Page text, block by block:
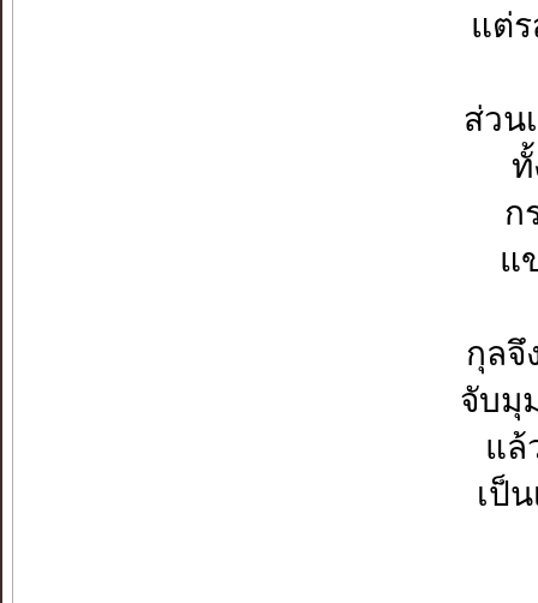
แต่
ส่วน
ก
แ
กุลจึ
จับมุ
แล้
เป็